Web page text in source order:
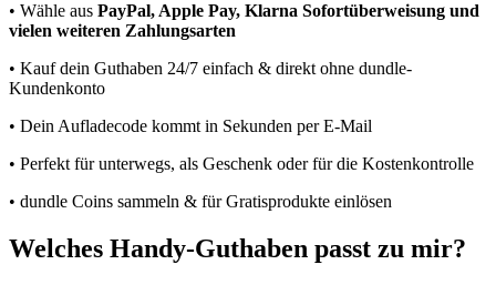
• Wähle aus PayPal, Apple Pay, Klarna Sofortüberweisung und
vielen weiteren Zahlungsarten
• Kauf dein Guthaben 24/7 einfach & direkt ohne dundle-
Kundenkonto
• Dein Aufladecode kommt in Sekunden per E-Mail
• Perfekt für unterwegs, als Geschenk oder für die Kostenkontrolle
• dundle Coins sammeln & für Gratisprodukte einlösen
Welches Handy-Guthaben passt zu mir?